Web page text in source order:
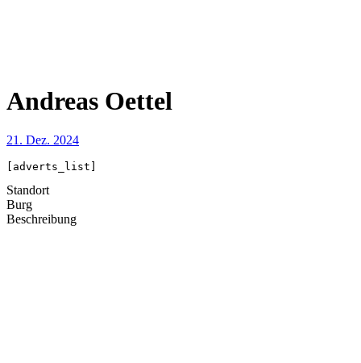
Andreas Oettel
21. Dez. 2024
[adverts_list]
Standort
Burg
Beschreibung